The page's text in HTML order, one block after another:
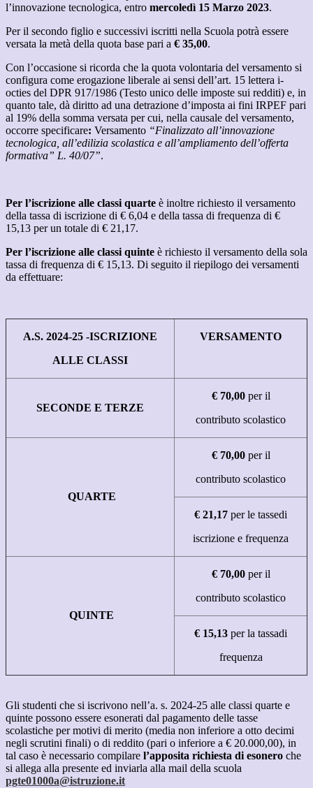
l’innovazione tecnologica, entro mercoledì 15 Marzo 2023.
Per il secondo figlio e successivi iscritti nella Scuola potrà essere
versata la metà della quota base pari a € 35,00.
Con l’occasione si ricorda che la quota volontaria del versamento si
configura come erogazione liberale ai sensi dell’art. 15 lettera i-
octies del DPR 917/1986 (Testo unico delle imposte sui redditi) e, in
quanto tale, dà diritto ad una detrazione d’imposta ai fini IRPEF pari
al 19% della somma versata per cui, nella causale del versamento,
occorre specificare: Versamento “Finalizzato all’innovazione
tecnologica, all’edilizia scolastica e all’ampliamento dell’offerta
formativa” L. 40/07”.
Per l’iscrizione alle classi quarte è inoltre richiesto il versamento
della tassa di iscrizione di € 6,04 e della tassa di frequenza di €
15,13 per un totale di € 21,17.
Per l’iscrizione alle classi quinte è richiesto il versamento della sola
tassa di frequenza di € 15,13. Di seguito il riepilogo dei versamenti
da effettuare:
A.S. 2024-25 -ISCRIZIONE
ALLE CLASSI
VERSAMENTO
SECONDE E TERZE
€ 70,00 per il
contributo scolastico
QUARTE
€ 70,00 per il
contributo scolastico
€ 21,17 per le tassedi
iscrizione e frequenza
QUINTE
€ 70,00 per il
contributo scolastico
€ 15,13 per la tassadi
frequenza
Gli studenti che si iscrivono nell’a. s. 2024-25 alle classi quarte e
quinte possono essere esonerati dal pagamento delle tasse
scolastiche per motivi di merito (media non inferiore a otto decimi
negli scrutini finali) o di reddito (pari o inferiore a € 20.000,00), in
tal caso è necessario compilare l’apposita richiesta di esonero che
si allega alla presente ed inviarla alla mail della scuola
pgte01000a@istruzione.it